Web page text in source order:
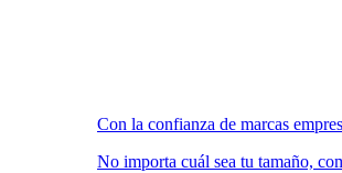
Con la confianza de marcas
No importa cuál sea tu tamaño,